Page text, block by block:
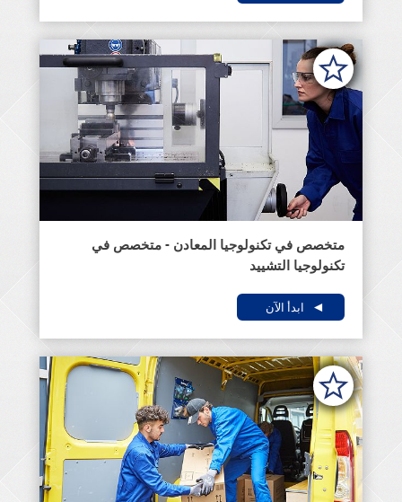
متخصص في تكنولوجيا المعادن - متخصص في
تكنولوجيا التشييد
ابدأ الآن